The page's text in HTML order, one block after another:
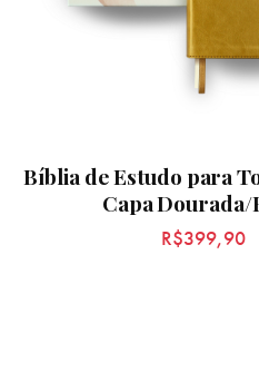
Bíblia de Estudo para
Capa Dourada/
R$399,90